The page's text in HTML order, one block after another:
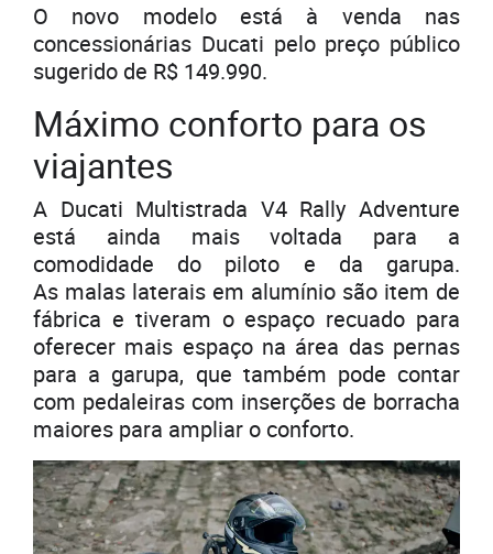
O novo modelo está à venda nas
concessionárias Ducati pelo preço público
sugerido de R$ 149.990.
Máximo conforto para os
viajantes
A Ducati Multistrada V4 Rally Adventure
está ainda mais voltada para a
comodidade do piloto e da garupa.
As malas laterais em alumínio são item de
fábrica e tiveram o espaço recuado para
oferecer mais espaço na área das pernas
para a garupa, que também pode contar
com pedaleiras com inserções de borracha
maiores para ampliar o conforto.